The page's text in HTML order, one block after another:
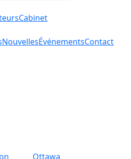
Cabinet
NouvellesÉvénementsContact
Ottawa